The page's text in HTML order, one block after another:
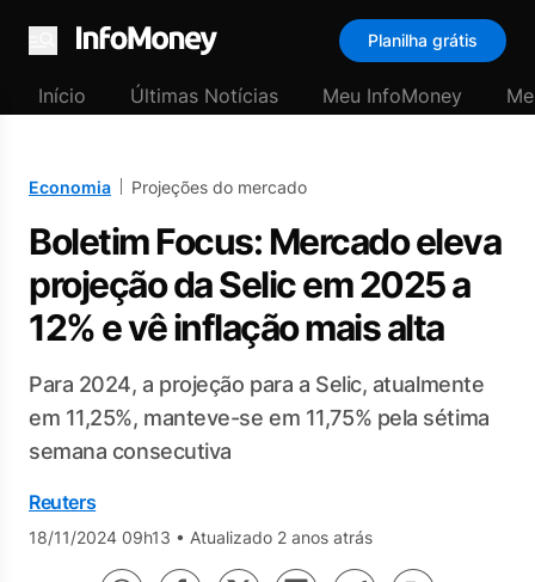
Menu
Planilha grátis
Início Últimas Notícias Meu InfoMoney
Economia Projeções do mercado
Boletim Focus: Mercado eleva
projeção da Selic em 2025 a
12% e vê inflação mais alta
Para 2024, a projeção para a Selic, atualmente
em 11,25%, manteve-se em 11,75% pela sétima
semana consecutiva
Reuters
18/11/2024 09h13 • Atualizado 2 anos atrás